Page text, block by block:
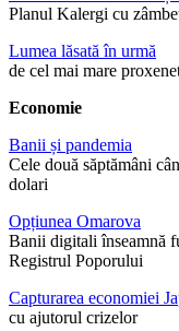
Planul Kalergi cu
Lumea lăsată în urmă
de cel mai mare
Economie
Banii și pandemia
Cele două săptămâni
dolari
Opțiunea Omarova
Banii digitali înseamnă
Registrul Poporului
Capturarea economiei
cu ajutorul crizelor